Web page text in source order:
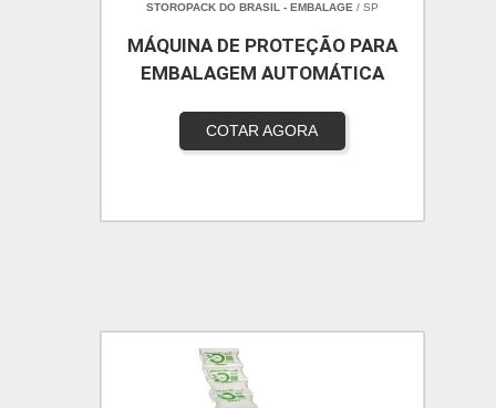
STOROPACK DO BRASIL - EMBALAGE / SP
MÁQUINA DE PROTEÇÃO PARA
EMBALAGEM AUTOMÁTICA
COTAR AGORA